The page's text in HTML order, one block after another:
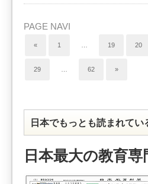
PAGE NAVI
« 1 19 20
29 62 »
日本でもっとも読まれて
日本最大の教育専